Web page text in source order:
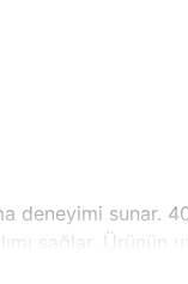
deneyimi sunar.
sağlar. Ürünün